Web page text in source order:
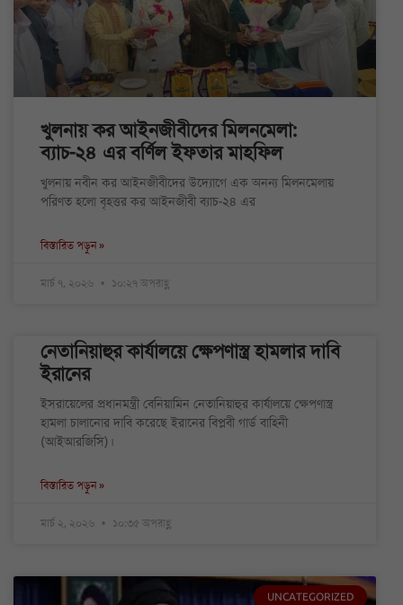
খুলনায় কর আইনজীবীদের মিলনমেলা:
ব্যাচ-২৪ এর বর্ণিল ইফতার মাহফিল
খুলনায় নবীন কর আইনজীবীদের উদ্যোগে এক অনন্য মিলনমেলায়
পরিণত হলো বৃহত্তর কর আইনজীবী ব্যাচ-২৪ এর
বিস্তারিত পড়ুন »
মার্চ ৭, ২০২৬ ১০:২৭ অপরাহ্ণ
নেতানিয়াহুর কার্যালয়ে ক্ষেপণাস্ত্র হামলার দাবি
ইরানের
ইসরায়েলের প্রধানমন্ত্রী বেনিয়ামিন নেতানিয়াহুর কার্যালয়ে ক্ষেপণাস্ত্র
হামলা চালানোর দাবি করেছে ইরানের বিপ্লবী গার্ড বাহিনী
(আইআরজিসি)।
বিস্তারিত পড়ুন »
মার্চ ২, ২০২৬ ১০:৩৫ অপরাহ্ণ
UNCATEGORIZED